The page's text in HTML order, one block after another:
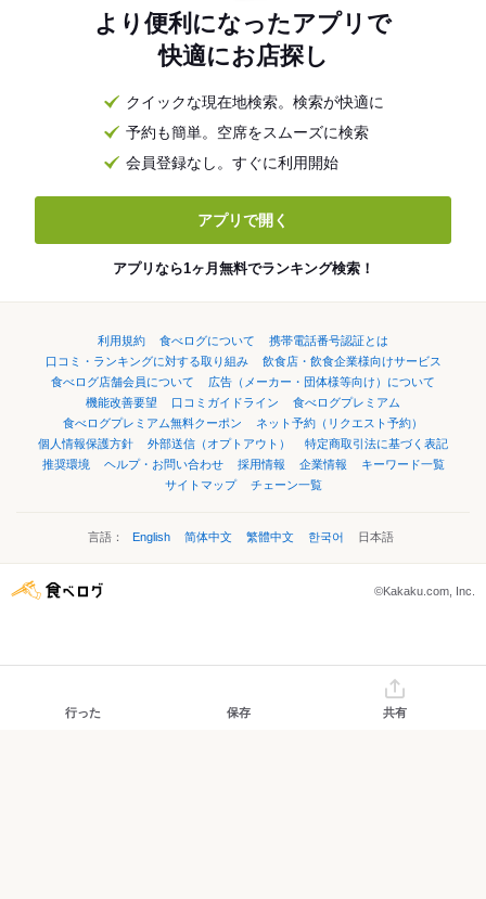
より便利になったアプリで
快適にお店探し
クイックな現在地検索。検索が快適に
予約も簡単。空席をスムーズに検索
会員登録なし。すぐに利用開始
アプリで開く
アプリなら1ヶ月無料でランキング検索！
利用規約 食べログについて
携帯電話番号認証とは
口コミ・ランキングに対する取り組み
飲食店・飲食企業様向けサービス
食べログ店舗会員について
広告（メーカー・団体様等向け）について
機能改善要望
口コミガイドライン
食べログプレミアム
食べログプレミアム無料クーポン
ネット予約（リクエスト予約）
個人情報保護方針
外部送信（オプトアウト）
特定商取引法に基づく表記
推奨環境
ヘルプ・お問い合わせ 採用情報 企業情報
キーワード一覧
サイトマップ
チェーン一覧
言語： English 简体中文 繁體中文 한국어 日本語
©Kakaku.com, Inc.
行った 保存 共有